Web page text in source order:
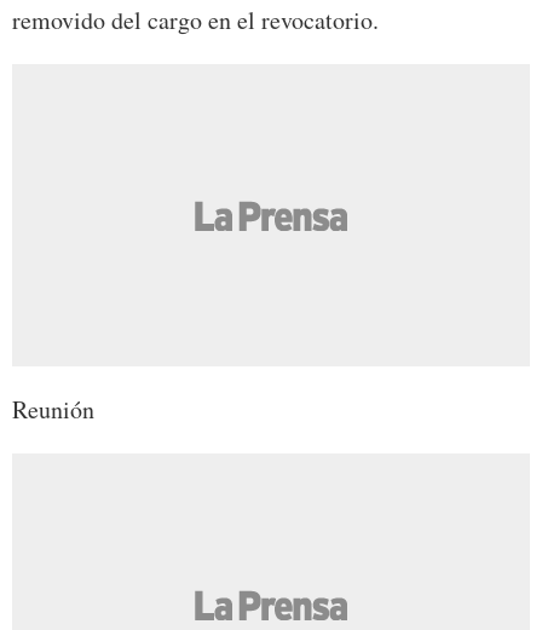
removido del cargo en el revocatorio.
Reunión